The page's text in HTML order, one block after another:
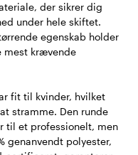
der sikrer dig
under hele skiftet.
egenskab holder
mest krævende
fit til kvinder, hvilket
stramme. Den runde
til et professionelt, men
genanvendt polyester,